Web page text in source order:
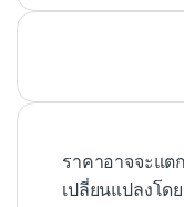
ราคาอาจจะแต
เปลี่ยนแปลงโด